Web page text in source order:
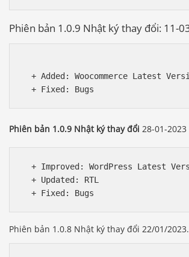
Phiên bản 1.0.9 Nhật ký thay đổi: 11-
+ Added: Woocommerce Latest
Phiên bản 1.0.9 Nhật ký thay đổi 28-01-2023
+ Improved: WordPress Latest
  + Updated: RTL
Phiên bản 1.0.8 Nhật ký thay đổi 22/01/2023.